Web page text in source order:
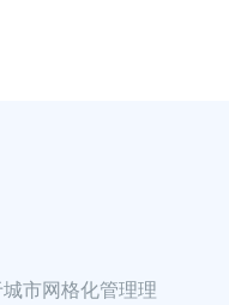
市网格化管理理